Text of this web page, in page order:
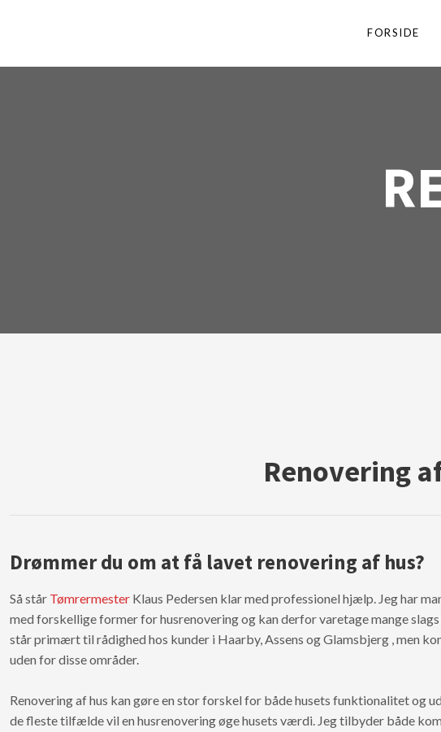
FORSIDE
Renovering
Drømmer du om at få lavet renovering af hus?
Så står Tømrermester Klaus Pedersen klar med professionel hjælp. Jeg har
med forskellige former for husrenovering og kan derfor varetage mange slags
står primært til rådighed hos kunder i Haarby, Assens og Glamsbjerg , men
uden for disse områder.
Renovering af hus kan gøre en stor forskel for både husets funktionalitet og
de fleste tilfælde vil en husrenovering øge husets værdi. Jeg tilbyder både